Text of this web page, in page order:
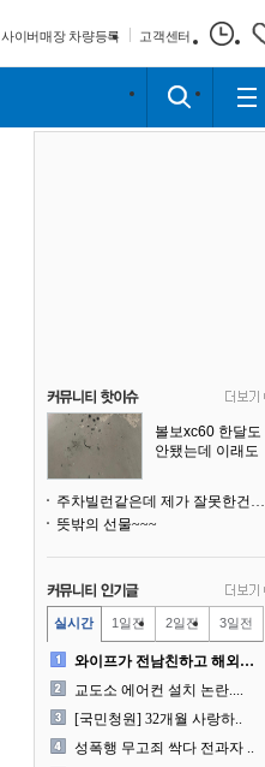
사이버매장 차량등록 고객센터
볼보xc60 한달도
안됐는데 이래도
주차빌런같은데 제가 잘못한건가요
뜻밖의 선물~~~
실시간 1일전 2일전 3일전
와이프가 전남친하고 해외여행..
교도소 에어컨 설치 논란....
[국민청원] 32개월 사랑하..
성폭행 무고죄 싹다 전과자 ..